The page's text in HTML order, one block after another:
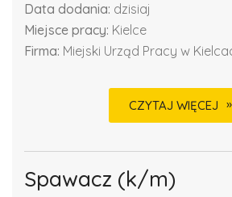
Data dodania: dzisiaj
Miejsce pracy: Kielce
Firma: Miejski Urząd Pracy w
CZYTAJ WIĘCEJ
Spawacz (k/m)